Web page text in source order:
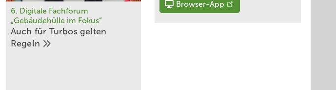
6. Digitale Fachforum
„Gebäudehülle im Fokus“
Auch für Turbos gelten
Regeln
Browser-App